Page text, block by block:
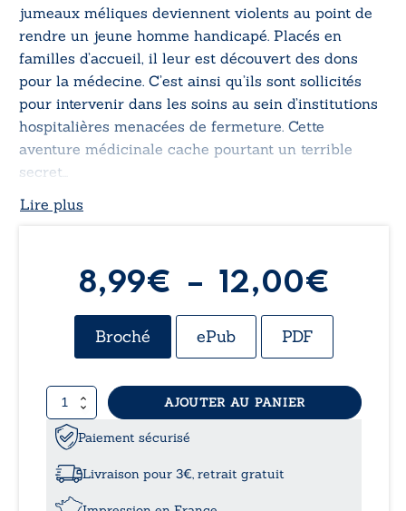
jumeaux méliques deviennent violents au point de
rendre un jeune homme handicapé. Placés en
familles d’accueil, il leur est découvert des dons
pour la médecine. C’est ainsi qu’ils sont sollicités
pour intervenir dans les soins au sein d’institutions
hospitalières menacées de fermeture. Cette
aventure médicinale cache pourtant un terrible
secret…
Lire plus
8,99€ – 12,00€
de
Broché ePub PDF
quantité
de
Les
quatre
jumeaux
AJOUTER AU PANIER
Paiement sécurisé
Livraison pour 3€, retrait gratuit